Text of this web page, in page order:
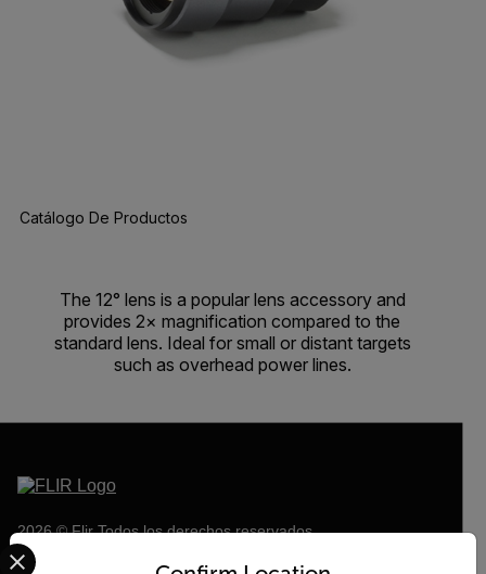
Catálogo De Productos
The 12° lens is a popular lens accessory and
provides 2× magnification compared to the
standard lens. Ideal for small or distant targets
such as overhead power lines.
2026 © Flir Todos los derechos reservados.
Select your preferred country and language from the